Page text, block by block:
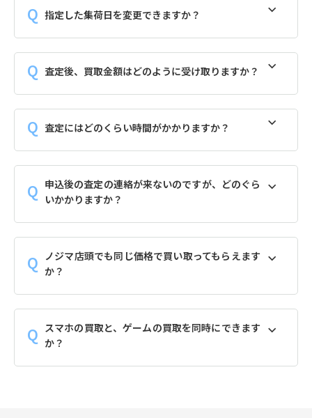
指定した集荷日を変更できますか？
査定後、買取金額はどのように受け取りますか？
査定にはどのくらい時間がかかりますか？
申込後の査定の連絡が来ないのですが、どのぐら
いかかりますか？
ノジマ店頭でも同じ価格で買い取ってもらえます
か？
スマホの買取と、ゲームの買取を同時にできます
か？